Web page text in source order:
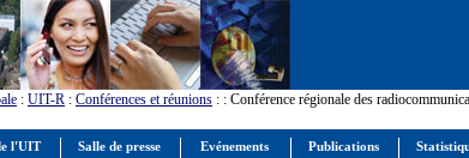
: UIT-R : Conférences et réunions : : Conférence régionale des
l'UIT Salle de presse Evénements Publications